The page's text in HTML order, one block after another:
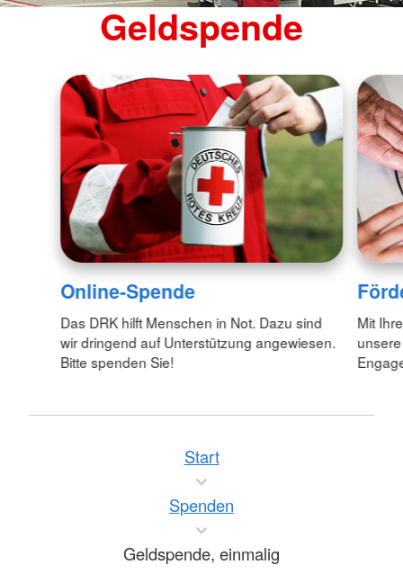
Geldspende
Online-Spende
Das DRK hilft Menschen in Not. Dazu sind
wir dringend auf Unterstützung angewiesen.
Bitte spenden Sie!
Mit
Start
Spenden
Geldspende, einmalig